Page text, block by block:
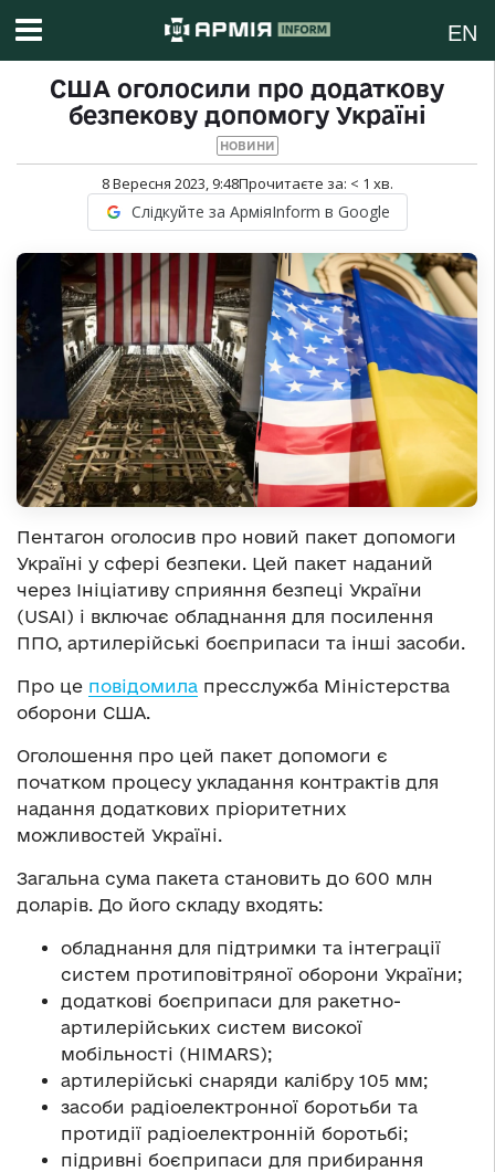
EN
США оголосили про додаткову
безпекову допомогу Україні
НОВИНИ
8 Вересня 2023, 9:48Прочитаєте за: < 1 хв.
Слідкуйте за АрміяInform в Google
Пентагон оголосив про новий пакет допомоги
Україні у сфері безпеки. Цей пакет наданий
через Ініціативу сприяння безпеці України
(USAI) і включає обладнання для посилення
ППО, артилерійські боєприпаси та інші засоби.
Про це повідомила пресслужба Міністерства
оборони США.
Оголошення про цей пакет допомоги є
початком процесу укладання контрактів для
надання додаткових пріоритетних
можливостей Україні.
Загальна сума пакета становить до 600 млн
доларів. До його складу входять:
обладнання для підтримки та інтеграції
систем протиповітряної оборони України;
додаткові боєприпаси для ракетно-
артилерійських систем високої
мобільності (HIMARS);
артилерійські снаряди калібру 105 мм;
засоби радіоелектронної боротьби та
протидії радіоелектронній боротьбі;
підривні боєприпаси для прибирання